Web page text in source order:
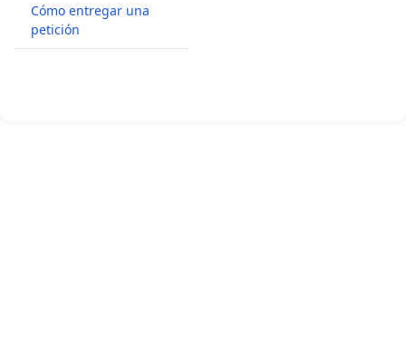
Cómo entregar una
petición